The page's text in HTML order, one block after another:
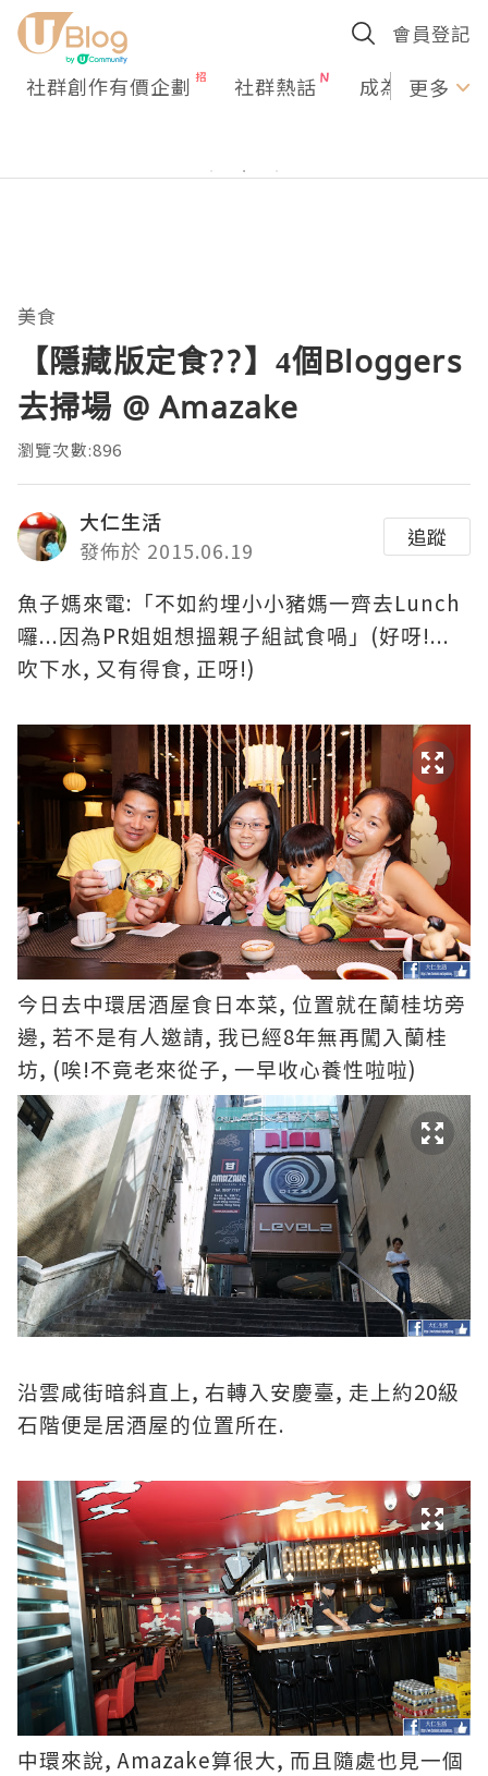
會員登記
社群創作有價企劃 社群熱話 成為U更多
美食
【隱藏版定食??】4個Bloggers
去掃場 @ Amazake
瀏覽次數:896
大仁生活
發佈於 2015.06.19
追蹤
魚子媽來電: 「不如約埋小小豬媽一齊去Lunch
囉... 因為PR姐姐想搵親子組試食喎」 (好呀!...
吹下水, 又有得食, 正呀!)
今日去中環居酒屋食日本菜, 位置就在蘭桂坊旁
邊, 若不是有人邀請, 我已經8年無再闖入蘭桂
坊, (唉!不竟老來從子, 一早收心養性啦啦)
沿雲咸街暗斜直上, 右轉入安慶臺, 走上約20級
石階便是居酒屋的位置所在.
中環來說, Amazake算很大, 而且隨處也見一個